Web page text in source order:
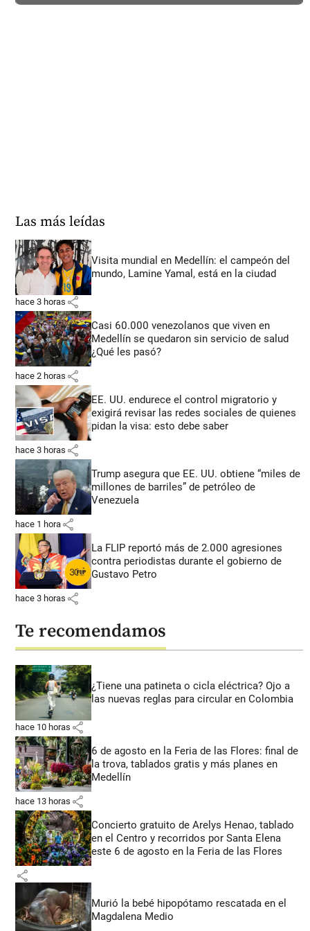
Las más leídas
Visita mundial en Medellín: el campeón del
mundo, Lamine Yamal, está en la ciudad
hace 3 horas share
Casi 60.000 venezolanos que viven en
Medellín se quedaron sin servicio de salud
¿Qué les pasó?
hace 2 horas share
EE. UU. endurece el control migratorio y
exigirá revisar las redes sociales de quienes
pidan la visa: esto debe saber
hace 3 horas share
Trump asegura que EE. UU. obtiene “miles de
millones de barriles” de petróleo de
Venezuela
hace 1 hora share
La FLIP reportó más de 2.000 agresiones
contra periodistas durante el gobierno de
Gustavo Petro
hace 3 horas share
Te recomendamos
¿Tiene una patineta o cicla eléctrica? Ojo a
las nuevas reglas para circular en Colombia
hace 10 horas share
6 de agosto en la Feria de las Flores: final de
la trova, tablados gratis y más planes en
Medellín
hace 13 horas share
Concierto gratuito de Arelys Henao, tablado
en el Centro y recorridos por Santa Elena
este 6 de agosto en la Feria de las Flores
share
Murió la bebé hipopótamo rescatada en el
Magdalena Medio